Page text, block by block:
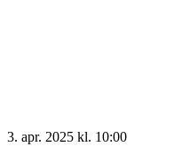
3. apr. 2025 kl. 10:00